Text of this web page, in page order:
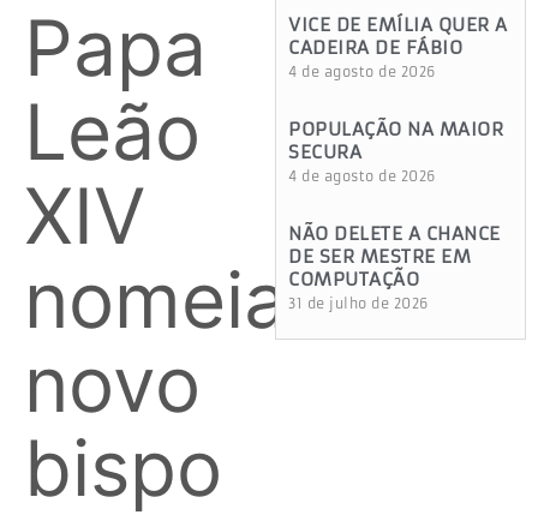
Papa
Leão
XIV
nomeia
novo
bispo
VICE DE EMÍLIA QUER A
CADEIRA DE FÁBIO
4 de agosto de 2026
POPULAÇÃO NA MAIOR
SECURA
4 de agosto de 2026
NÃO DELETE A CHANCE
DE SER MESTRE EM
COMPUTAÇÃO
31 de julho de 2026